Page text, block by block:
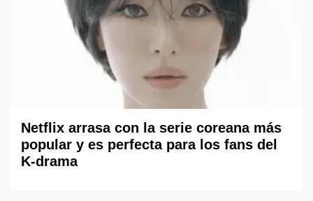
Netflix arrasa con la serie coreana más
popular y es perfecta para los fans del
K-drama